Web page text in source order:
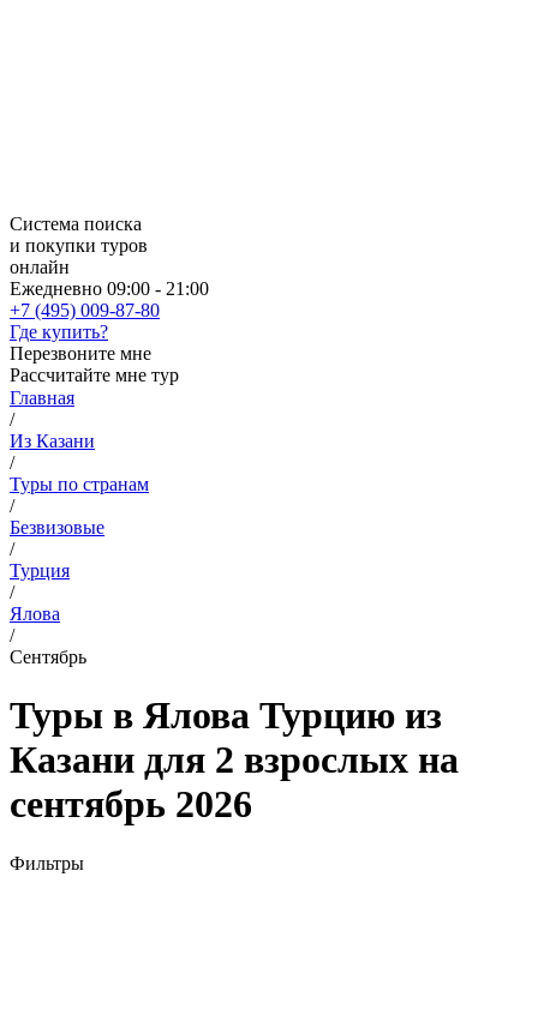
Система поиска
и покупки туров
онлайн
Ежедневно 09:00 - 21:00
+7 (495) 009-87-80
Где купить?
Перезвоните мне
Рассчитайте мне тур
Главная
/
Из Казани
/
Туры по странам
/
Безвизовые
/
Турция
/
Ялова
/
Сентябрь
Туры в Ялова Турцию из
Казани для 2 взрослых на
сентябрь 2026
Фильтры